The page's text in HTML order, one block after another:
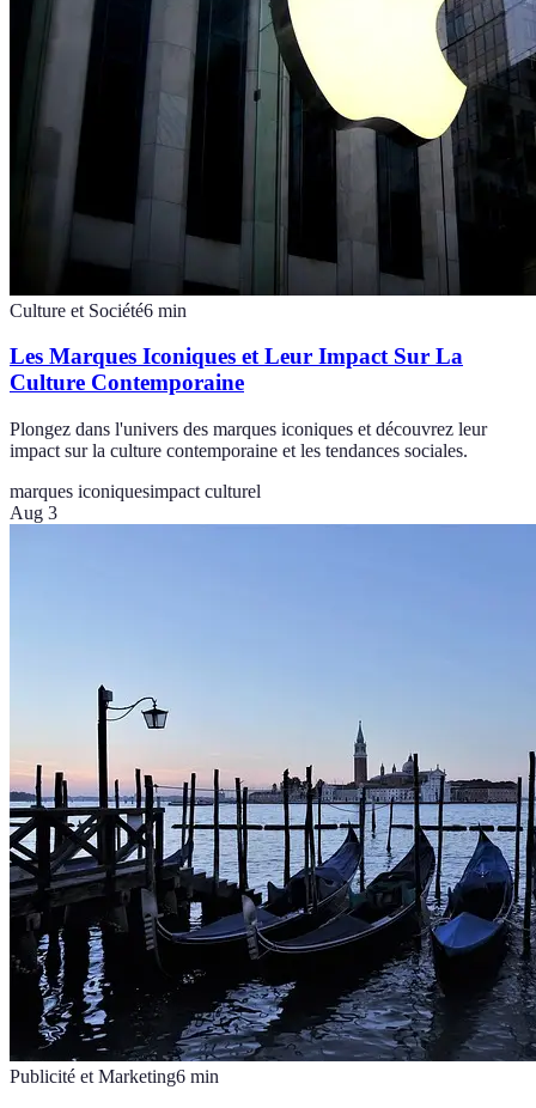
Culture et Société6 min
Les Marques Iconiques et Leur Impact Sur La
Culture Contemporaine
Plongez dans l'univers des marques iconiques et découvrez leur
impact sur la culture contemporaine et les tendances sociales.
marques iconiquesimpact culturel
Aug 3
Publicité et Marketing6 min